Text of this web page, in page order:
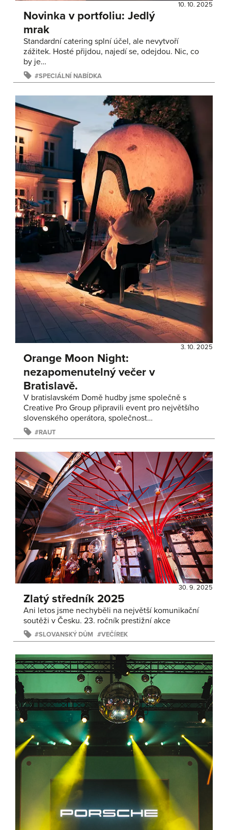
10. 10. 2025
Novinka v portfoliu: Jedlý
mrak
Standardní catering splní účel, ale nevytvoří
zážitek. Hosté přijdou, najedí se, odejdou. Nic, co
by je…
SPECIÁLNÍ NABÍDKA
3. 10. 2025
Orange Moon Night:
nezapomenutelný večer v
Bratislavě.
V bratislavském Domě hudby jsme společně s
Creative Pro Group připravili event pro největšího
slovenského operátora, společnost…
RAUT
30. 9. 2025
Zlatý středník 2025
Ani letos jsme nechyběli na největší komunikační
soutěži v Česku. 23. ročník prestižní akce
SLOVANSKÝ DŮM VEČÍREK